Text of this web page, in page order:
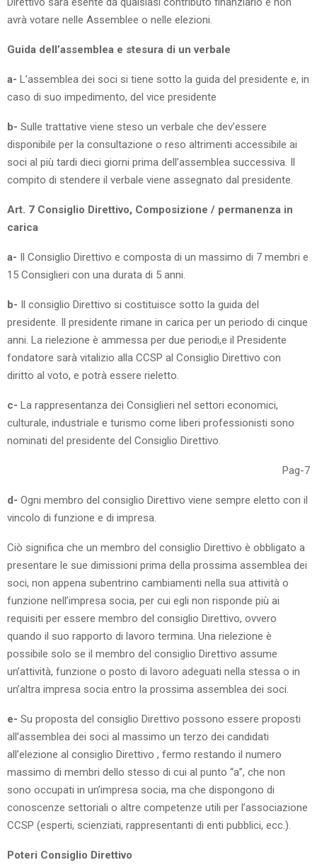
avrà votare nelle Assemblee o nelle elezioni.
Guida dell’assemblea e stesura di un verbale
a- L’assemblea dei soci si tiene sotto la guida del presidente e, in
caso di suo impedimento, del vice presidente
b- Sulle trattative viene steso un verbale che dev’essere
disponibile per la consultazione o reso altrimenti accessibile ai
soci al più tardi dieci giorni prima dell’assemblea successiva. Il
compito di stendere il verbale viene assegnato dal presidente.
Art. 7 Consiglio Direttivo, Composizione / permanenza in
carica
a- Il Consiglio Direttivo e composta di un massimo di 7 membri e
15 Consiglieri con una durata di 5 anni.
b- Il consiglio Direttivo si costituisce sotto la guida del
presidente. Il presidente rimane in carica per un periodo di cinque
anni. La rielezione è ammessa per due periodi,e il Presidente
fondatore sarà vitalizio alla CCSP al Consiglio Direttivo con
diritto al voto, e potrà essere rieletto.
c- La rappresentanza dei Consiglieri nel settori economici,
culturale, industriale e turismo come liberi professionisti sono
nominati del presidente del Consiglio Direttivo.
Pag-7
d- Ogni membro del consiglio Direttivo viene sempre eletto con il
vincolo di funzione e di impresa.
Ciò significa che un membro del consiglio Direttivo è obbligato a
presentare le sue dimissioni prima della prossima assemblea dei
soci, non appena subentrino cambiamenti nella sua attività o
funzione nell’impresa socia, per cui egli non risponde più ai
requisiti per essere membro del consiglio Direttivo, ovvero
quando il suo rapporto di lavoro termina. Una rielezione è
possibile solo se il membro del consiglio Direttivo assume
un’attività, funzione o posto di lavoro adeguati nella stessa o in
un’altra impresa socia entro la prossima assemblea dei soci.
e- Su proposta del consiglio Direttivo possono essere proposti
all’assemblea dei soci al massimo un terzo dei candidati
all’elezione al consiglio Direttivo , fermo restando il numero
massimo di membri dello stesso di cui al punto “a”, che non
sono occupati in un’impresa socia, ma che dispongono di
conoscenze settoriali o altre competenze utili per l’associazione
CCSP (esperti, scienziati, rappresentanti di enti pubblici, ecc.).
Poteri Consiglio Direttivo